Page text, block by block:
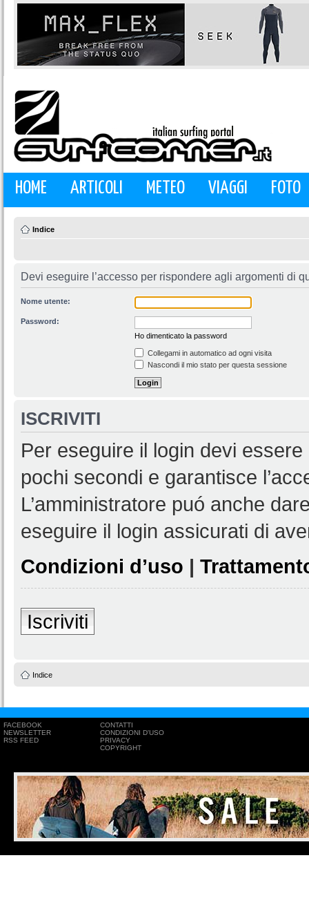
HOME ARTICOLI METEO VIAGGI FOTO
Indice
Devi eseguire l’accesso per rispondere agli argomenti di
Nome utente:
Password:
Ho dimenticato la password
Collegami in automatico ad ogni visita
Nascondi il mio stato per questa sessione
ISCRIVITI
Per eseguire il login devi
pochi secondi e garantisce
L’amministratore puó anche
eseguire il login assicurati di
Condizioni d’uso |
Iscriviti
Indice
FACEBOOK
NEWSLETTER
RSS FEED
CONTATTI
CONDIZIONI D'USO
PRIVACY
COPYRIGHT